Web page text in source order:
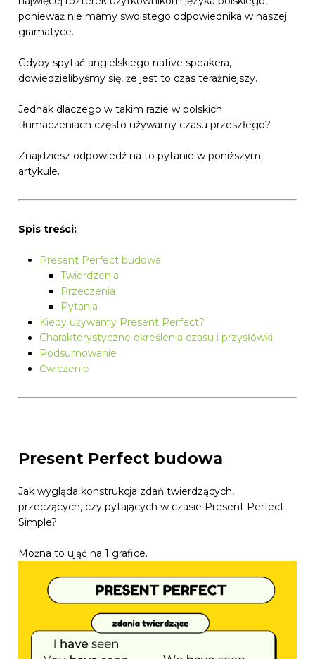
ponieważ nie mamy swoistego odpowiednika w naszej
gramatyce.
Gdyby spytać angielskiego native speakera,
dowiedzielibyśmy się, że jest to czas teraźniejszy.
Jednak dlaczego w takim razie w polskich
tłumaczeniach często używamy czasu przeszłego?
Znajdziesz odpowiedź na to pytanie w poniższym
artykule.
Spis treści:
Present Perfect budowa
Twierdzenia
Przeczenia
Pytania
Kiedy używamy Present Perfect?
Charakterystyczne określenia czasu i przysłówki
Podsumowanie
Ćwiczenie
Present Perfect budowa
Jak wygląda konstrukcja zdań twierdzących,
przeczących, czy pytających w czasie Present Perfect
Simple?
Można to ująć na 1 grafice.